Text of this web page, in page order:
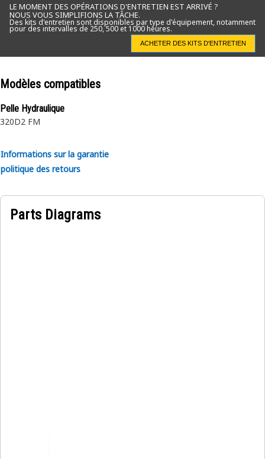
LE MOMENT DES OPÉRATIONS D'ENTRETIEN EST ARRIVÉ ?
NOUS VOUS SIMPLIFIONS LA TÂCHE.
Des kits d'entretien sont disponibles par type d'équipement, notamment
pour des intervalles de 250, 500 et 1000 heures.
ACHETER DES KITS D'ENTRETIEN
Modèles compatibles
Pelle Hydraulique
320D2 FM
Informations sur la garantie
politique des retours
Parts Diagrams